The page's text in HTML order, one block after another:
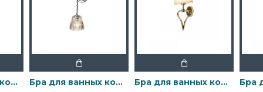
Бра для ванных комнат BATH-DEMELZA-BB Elstead, арт. BATH-DEMELZA-BB Бра для ванных комнат BATH-DEMELZA-PC Elstead, арт. BATH-DEMELZA-PC Бра для ванных комнат BATH-FALMOUTH-FG Elstead, арт. BATH-FALMOUTH-FG